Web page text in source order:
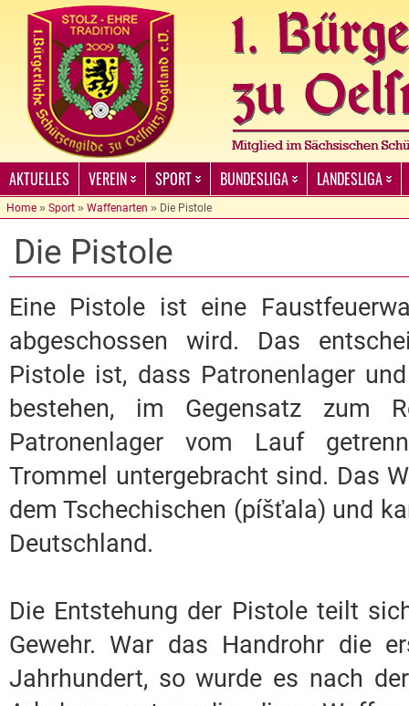
AKTUELLES VEREIN SPORT BUNDESLIGA LANDESLIGA
Home » Sport » Waffenarten » Die Pistole
Die Pistole
Eine Pistole ist eine
abgeschossen wird. Das
Pistole ist, dass Patronenlager
bestehen, im Gegensatz zum
Patronenlager vom Lauf
Trommel untergebracht sind. Das
dem Tschechischen (píšťala) und
Deutschland.
Die Entstehung der Pistole teilt
Gewehr. War das Handrohr die
Jahrhundert, so wurde es nach